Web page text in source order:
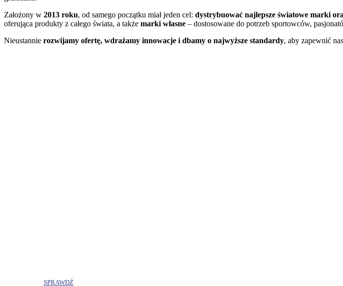
Założony w 2013 roku, od samego początku miał jeden cel: dystrybuować najlepsze światowe marki
oferująca produkty z całego świata, a także marki własne – dostosowane do potrzeb sportowców,
Nieustannie rozwijamy ofertę, wdrażamy innowacje i dbamy o najwyższe standardy, aby zapewnić
SPRAWDŹ